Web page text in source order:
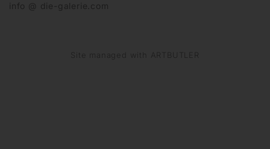
info @ die-galerie.com
Site managed with ARTBUTLER